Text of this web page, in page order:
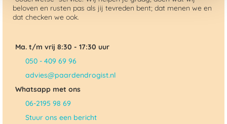
beloven en rusten pas als jij tevreden bent; dat menen we en
dat checken we ook.
Ma. t/m vrij 8:30 - 17:30 uur
050 - 409 69 96
advies@paardendrogist.nl
Whatsapp met ons
06-2195 98 69
Stuur ons een bericht